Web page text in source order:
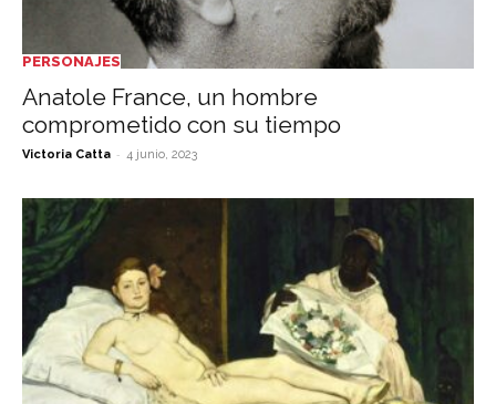
PERSONAJES
Anatole France, un hombre
comprometido con su tiempo
Victoria Catta - 4 junio, 2023